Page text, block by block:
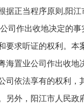
据正当程序原则,阳
司作出收地决定的
要求听证的权利。本
海置业公司作出收地
司依法享有的权利，
另外，阳江市人民政